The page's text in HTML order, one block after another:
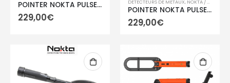
POINTER NOKTA PULSE DIVE 2 en 1 NOIR
229,00€
DETECTEURS DE METAUX, NOKTA / MAKRO
POINTER NOKTA PULSE DIVE SCUBA DETECTOR Sonde 20 cms JAUNE (sans pointer)
229,00€